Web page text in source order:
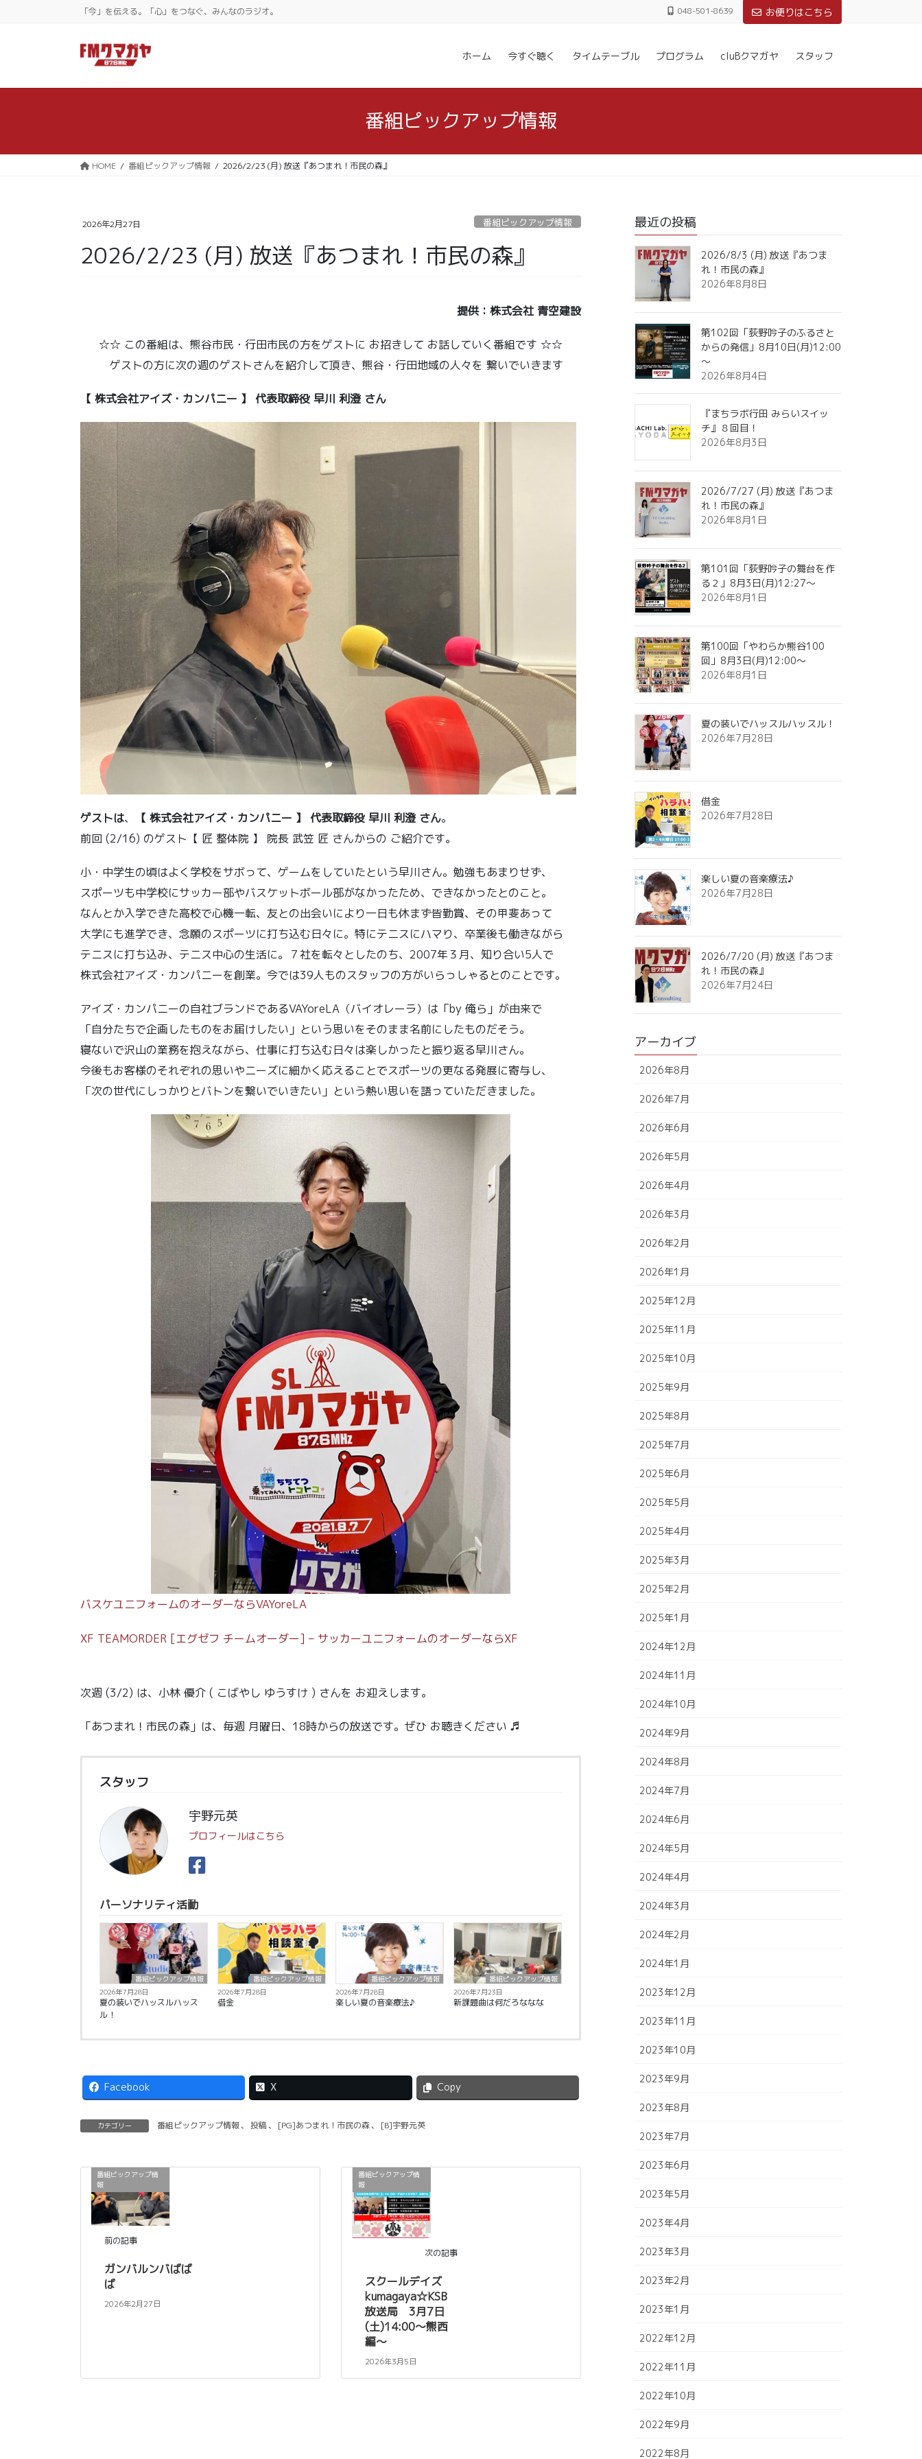
に
ョ
動
「今」を伝える。「心」をつなぐ、みんなのラジオ。 048-501-8639 お便りはこちら
ホーム 今すぐ聴く タイムテーブル プログラム cluBクマガヤ スタッフ
番組ピックアップ情報
HOME 番組ピックアップ情報 2026/2/23 (月) 放送『あつまれ！市民の森』
2026年2月27日 番組ピックアップ情報
2026/2/23 (月) 放送『あつまれ！市民の森』
提供：株式会社 青空建設
☆☆ この番組は、熊谷市民・行田市民の方をゲストに お招きして お話していく番組です ☆☆
ゲストの方に次の週のゲストさんを紹介して頂き、熊谷・行田地域の人々を 繋いでいきます
【 株式会社アイズ・カンパニー 】 代表取締役 早川 利澄 さん
ゲストは、 【 株式会社アイズ・カンパニー 】 代表取締役 早川 利澄 さん。
前回 (2/16) のゲスト【 匠 整体院 】 院長 武笠 匠 さんからの ご紹介です。
小・中学生の頃はよく学校をサボって、ゲームをしていたという早川さん。勉強もあまりせず、
スポーツも中学校にサッカー部やバスケットボール部がなかったため、できなかったとのこと。
なんとか入学できた高校で心機一転、友との出会いにより一日も休まず皆勤賞、その甲斐あって
大学にも進学でき、念願のスポーツに打ち込む日々に。特にテニスにハマり、卒業後も働きながら
テニスに打ち込み、テニス中心の生活に。７社を転々としたのち、2007年３月、知り合い5人で
株式会社アイズ・カンパニーを創業。今では39人ものスタッフの方がいらっしゃるとのことです。
アイズ・カンパニーの自社ブランドであるVAYoreLA（バイオレーラ）は「by 俺ら」が由来で
「自分たちで企画したものをお届けしたい」という思いをそのまま名前にしたものだそう。
寝ないで沢山の業務を抱えながら、仕事に打ち込む日々は楽しかったと振り返る早川さん。
今後もお客様のそれぞれの思いやニーズに細かく応えることでスポーツの更なる発展に寄与し、
「次の世代にしっかりとバトンを繋いでいきたい」という熱い思いを語っていただきました。
バスケユニフォームのオーダーならVAYoreLA
XF TEAMORDER [エグゼフ チームオーダー] – サッカーユニフォームのオーダーならXF
次週 (3/2) は、小林 優介 ( こばやし ゆうすけ ) さんを お迎えします。
「あつまれ！市民の森」は、毎週 月曜日、18時からの放送です。ぜひ お聴きください ♬
スタッフ
宇野元英
プロフィールはこちら
パーソナリティ活動
番組ピックアップ情報
2026年7月28日
夏の装いでハッスルハッス
ル！
番組ピックアップ情報
2026年7月28日
借金
番組ピックアップ情報
2026年7月28日
楽しい夏の音楽療法♪
番組ピックアップ情報
2026年7月23日
新課題曲は何だろななな
Facebook X Copy
カテゴリー 番組ピックアップ情報、 投稿 、 [PG]あつまれ！市民の森、 [B]宇野元英
番組ピックアップ情
報
前の記事
ガンバルンバばば
ば
2026年2月27日
番組ピックアップ情
報
次の記事
スクールデイズ
kumagaya☆KSB
放送局 3月7日
(土)14:00～熊西
編～
2026年3月5日
最近の投稿
2026/8/3 (月) 放送『あつま
れ！市民の森』
2026年8月8日
第102回「荻野吟子のふるさと
からの発信」8月10日(月)12:00
～
2026年8月4日
『まちラボ行田 みらいスイッ
チ』８回目！
2026年8月3日
2026/7/27 (月) 放送『あつま
れ！市民の森』
2026年8月1日
第101回「荻野吟子の舞台を作
る２」8月3日(月)12:27～
2026年8月1日
第100回「やわらか熊谷100
回」8月3日(月)12:00～
2026年8月1日
夏の装いでハッスルハッスル！
2026年7月28日
借金
2026年7月28日
楽しい夏の音楽療法♪
2026年7月28日
2026/7/20 (月) 放送『あつま
れ！市民の森』
2026年7月24日
アーカイブ
2026年8月
2026年7月
2026年6月
2026年5月
2026年4月
2026年3月
2026年2月
2026年1月
2025年12月
2025年11月
2025年10月
2025年9月
2025年8月
2025年7月
2025年6月
2025年5月
2025年4月
2025年3月
2025年2月
2025年1月
2024年12月
2024年11月
2024年10月
2024年9月
2024年8月
2024年7月
2024年6月
2024年5月
2024年4月
2024年3月
2024年2月
2024年1月
2023年12月
2023年11月
2023年10月
2023年9月
2023年8月
2023年7月
2023年6月
2023年5月
2023年4月
2023年3月
2023年2月
2023年1月
2022年12月
2022年11月
2022年10月
2022年9月
2022年8月